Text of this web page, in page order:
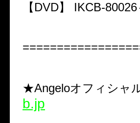
【 DVD】 IKCB-80026
★Angeloオフィシャ
b.jp